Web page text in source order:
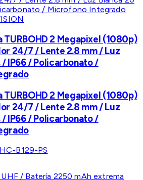
TURBOHD 2 Megapixel (1080p)
24/7 / Lente 2.8 mm / Luz
/ IP66 / Policarbonato /
TURBOHD 2 Megapixel (1080p)
24/7 / Lente 2.8 mm / Luz
/ IP66 / Policarbonato /
B129-PS